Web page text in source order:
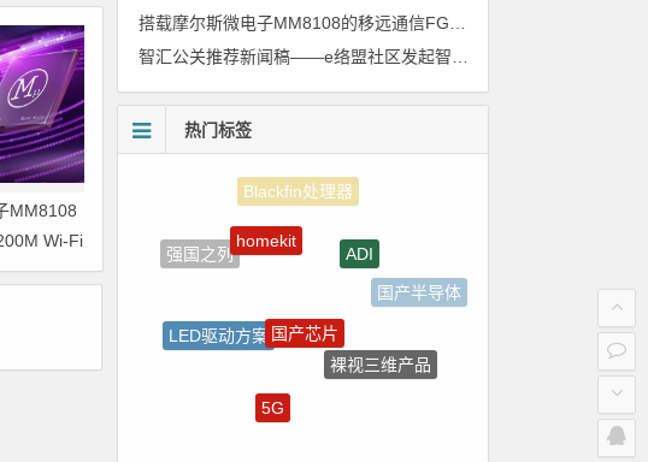
MM8108
Wi-Fi
过四项国
热门标签
强国之列
homekit
ADI
国产半导体
LED驱动方案
裸视三维产品
嵌入式
5G